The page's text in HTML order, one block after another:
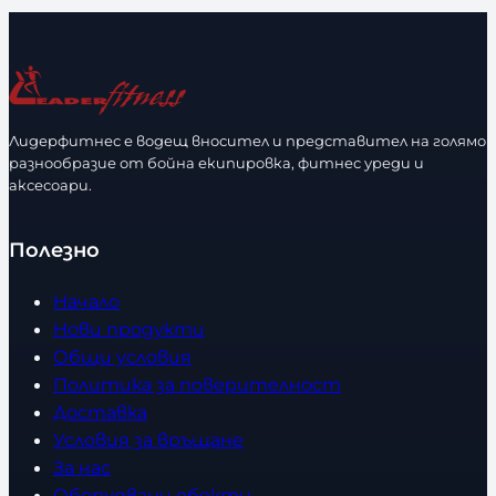
з
м
е
р
е
с
т
в
о
Лидерфитнес е водещ вносител и представител на голямо
разнообразие от бойна екипировка, фитнес уреди и
аксесоари.
Полезно
Начало
Нови продукти
Общи условия
Политика за поверителност
Доставка
Условия за връщане
За нас